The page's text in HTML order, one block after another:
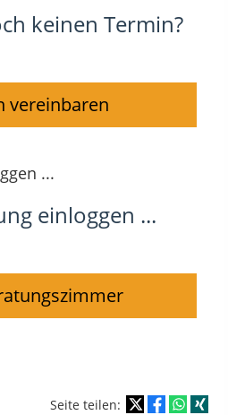
keinen Termin?
vereinbaren
einloggen ...
Seite teilen: